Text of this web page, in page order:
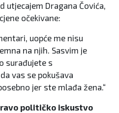
utjecajem Dragana Čovića,
očekivane:
uopće me nisu
na njih. Sasvim je
surađujete s
vas se pokušava
jer ste mlađa žena.“
političko iskustvo